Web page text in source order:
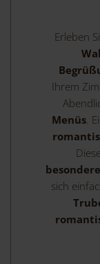
Erleben
Ihrem
Menüs .
sich